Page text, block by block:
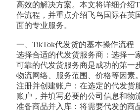
高效的解决方案。本文将详细介绍
作流程，并重点介绍飞鸟国际在英
面的专业服务。
一、TikTok代发货的基本操作流程
选择合适的代发货服务商：选择一
可靠的代发货服务商是成功的第一
物流网络、服务范围、价格等因素。
注册并创建账户：在选定的代发货
账户，并填写必要的公司信息和物
准备商品并入库：将需要代发的商